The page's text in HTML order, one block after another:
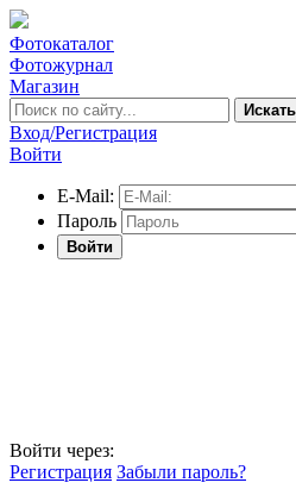
Фотокаталог
Фотожурнал
Магазин
Искать
Вход/Регистрация
Войти
E-Mail:
Пароль
Войти
Войти через:
Регистрация Забыли пароль?